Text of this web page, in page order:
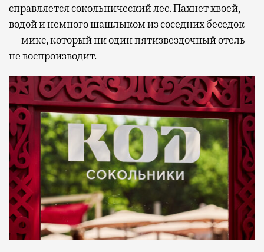
справляется сокольнический лес. Пахнет хвоей,
водой и немного шашлыком из соседних беседок
— микс, который ни один пятизвездочный отель
не воспроизводит.